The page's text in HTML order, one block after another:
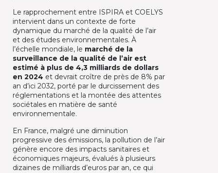
Le rapprochement entre ISPIRA et COELYS
intervient dans un contexte de forte
dynamique du marché de la qualité de l’air
et des études environnementales. À
l’échelle mondiale, le marché de la
surveillance de la qualité de l’air est
estimé à plus de 4,3 milliards de dollars
en 2024 et devrait croître de près de 8% par
an d’ici 2032, porté par le durcissement des
réglementations et la montée des attentes
sociétales en matière de santé
environnementale.​
En France, malgré une diminution
progressive des émissions, la pollution de l’air
génère encore des impacts sanitaires et
économiques majeurs, évalués à plusieurs
dizaines de milliards d’euros par an, ce qui